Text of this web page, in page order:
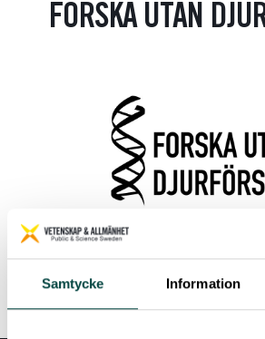
Samtycke Information
FORSKA UTAN
Read more